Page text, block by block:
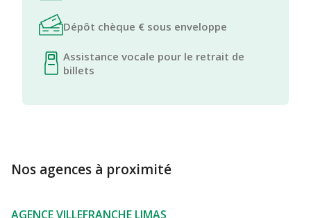
Dépôt chèque € sous enveloppe
Assistance vocale pour le retrait de
billets
Nos agences à proximité
AGENCE VILLEFRANCHE LIMAS